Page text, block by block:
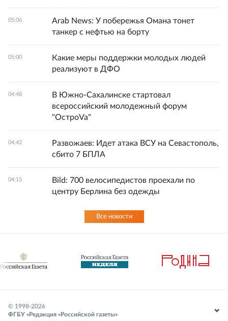
05:06
Arab News: У побережья Омана тонет
танкер с нефтью на борту
05:00
Какие меры поддержки молодых людей
реализуют в ДФО
04:48
В Южно-Сахалинске стартовал
всероссийский молодежный форум
"ОстроVa"
04:42
Развожаев: Идет атака ВСУ на Севастополь,
сбито 7 БПЛА
04:15
Bild: 700 велосипедистов проехали по
центру Берлина без одежды
Все новости
© 1998-2026
ФГБУ «Редакция «Российской газеты»